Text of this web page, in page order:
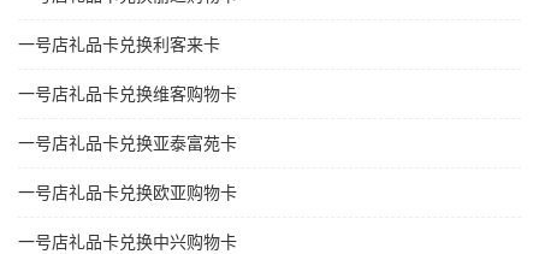
一号店礼品卡兑换利客来卡
一号店礼品卡兑换维客购物卡
一号店礼品卡兑换亚泰富苑卡
一号店礼品卡兑换欧亚购物卡
一号店礼品卡兑换中兴购物卡